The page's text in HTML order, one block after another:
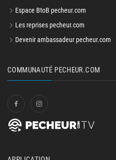
Espace BtoB pecheur.com
Les reprises pecheur.com
Devenir ambassadeur pecheur.com
COMMUNAUTÉ PECHEUR.COM